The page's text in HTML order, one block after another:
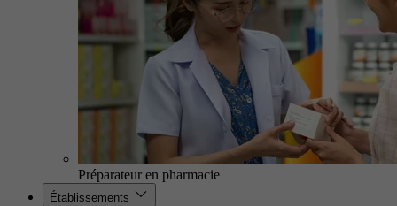
Préparateur en pharmacie
Établissements